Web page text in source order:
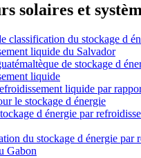
solaires et
classification du stockage d
liquide du Salvador
de stockage d
liquide
liquide par
le stockage d énergie
d énergie par
du stockage d énergie par
Gabon